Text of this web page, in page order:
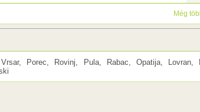
Még
Porec, Rovinj, Pula, Rabac, Opatija, Lovran,